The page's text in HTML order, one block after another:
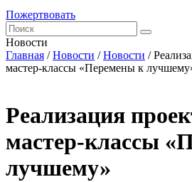
Пожертвовать
Новости
Главная / Новости / Новости /
мастер-классы «Перемены к
Реализация
мастер-классы
лучшему»